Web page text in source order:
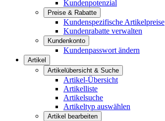
Kundenpotenzial
Preise & Rabatte
Kundenspezifische Artikelpreise
Kundenrabatte verwalten
Kundenkonto
Kundenpasswort ändern
Artikel
Artikelübersicht & Suche
Artikel-Übersicht
Artikelliste
Artikelsuche
Artikeltyp auswählen
Artikel bearbeiten